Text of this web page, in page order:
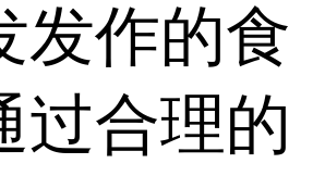
发作的食
过合理的